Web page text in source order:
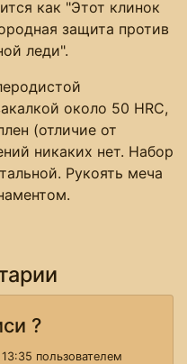
как "Этот клинок
защита против
леди".
около 50 HRC,
(отличие от
никаких нет. Набор
Рукоять меча
?
пользователем